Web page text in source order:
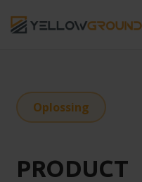
Oplossing
PRODUCT